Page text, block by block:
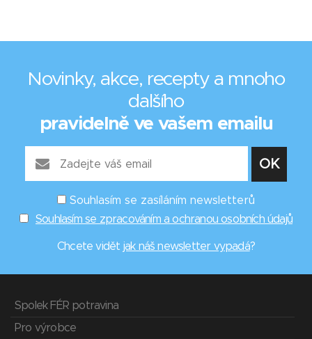
Novinky, akce, recepty a mnoho
dalšího
pravidelně ve vašem emailu
Souhlasím se zasíláním newsletterů
Souhlasím se zpracováním a ochranou osobních údajů
Chcete vidět jak náš newsletter vypadá?
Spolek FÉR potravina
Pro výrobce